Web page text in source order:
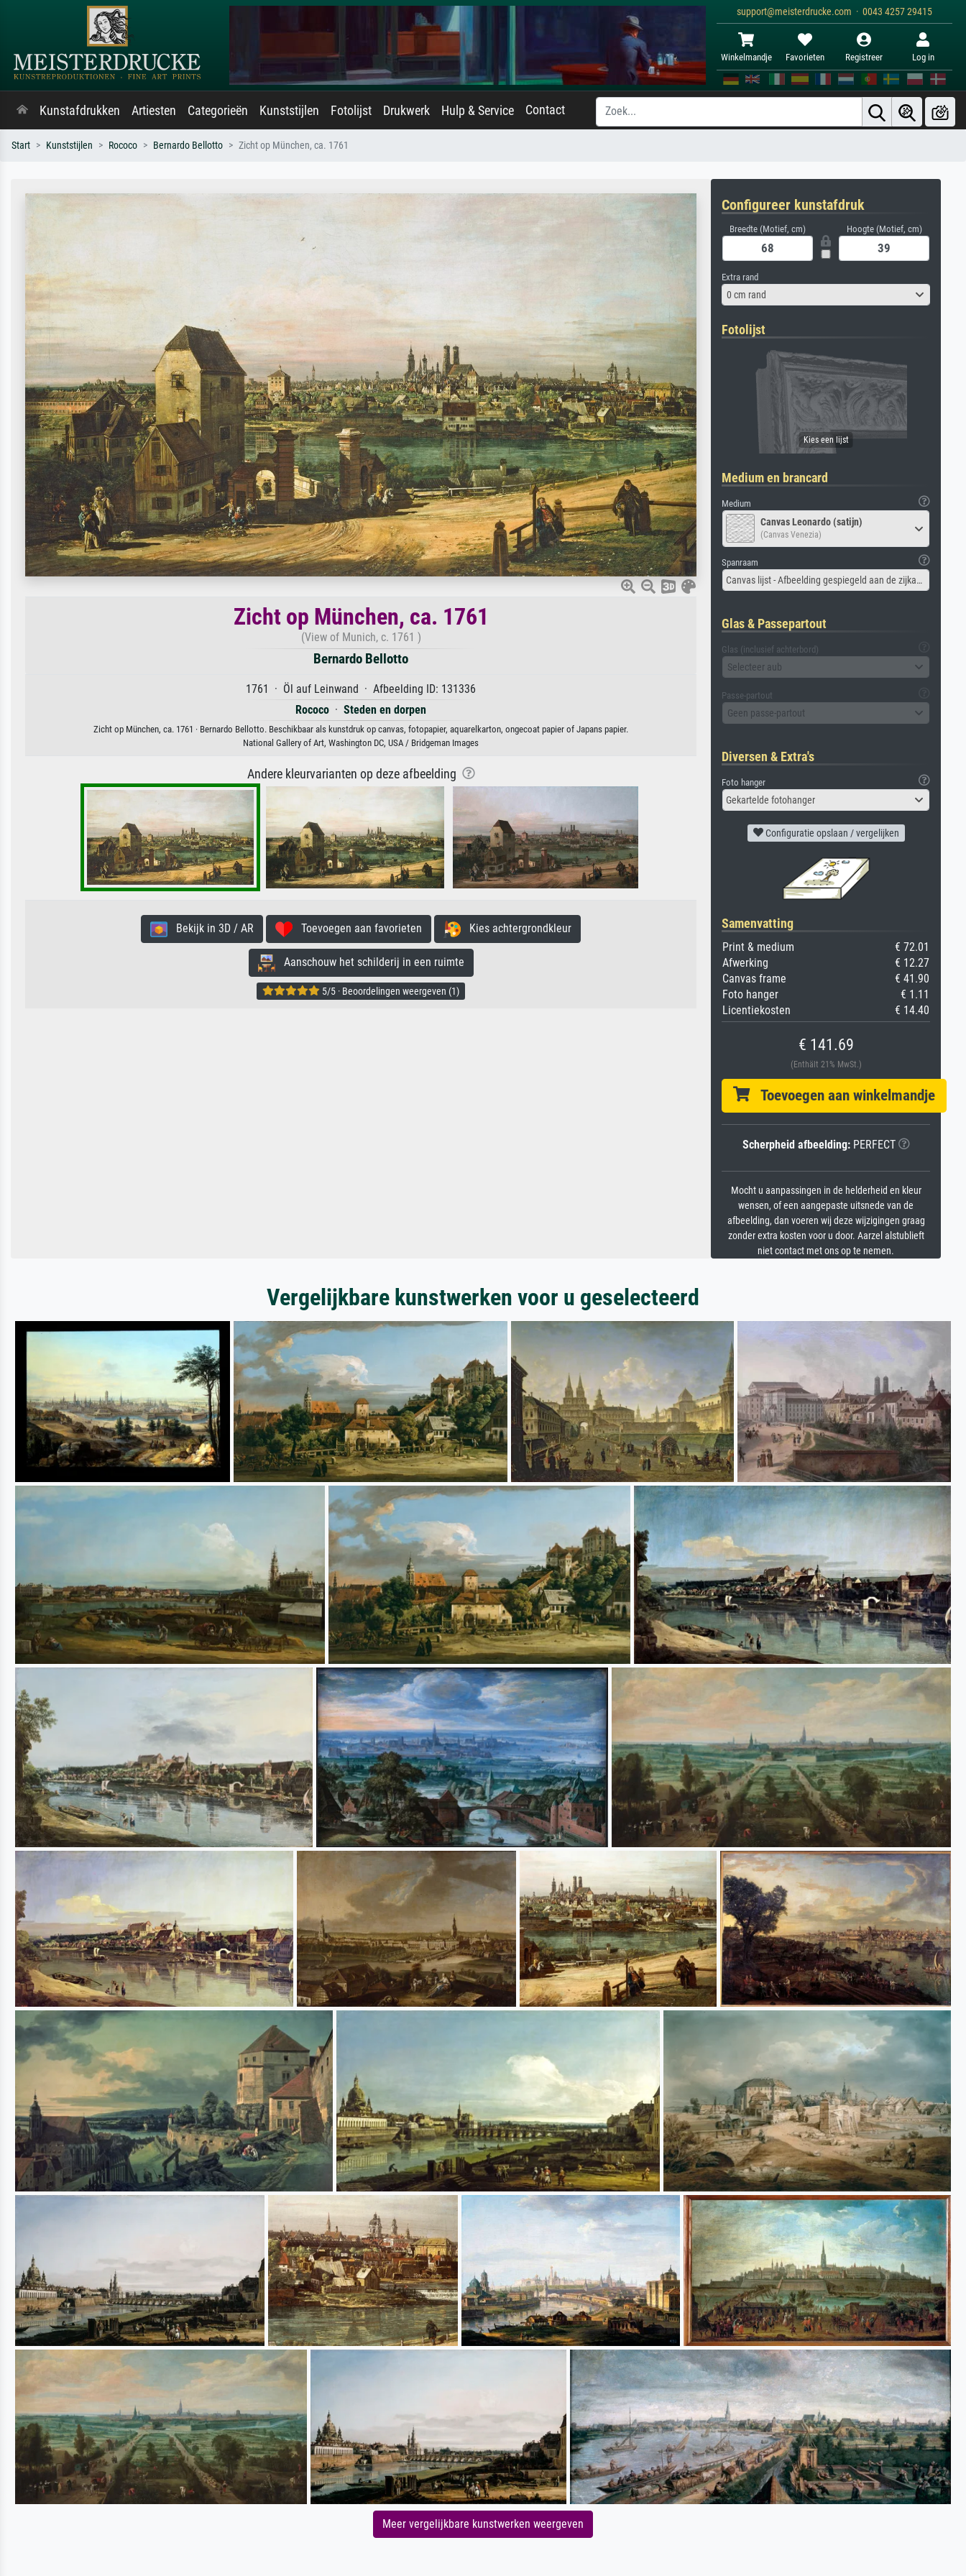
support@meisterdrucke.com · 0043 4257 29415
Winkelmandje Favorieten Registreer Log in
Kunstafdrukken Artiesten Categorieën Kunststijlen Fotolijst Drukwerk Hulp & Service Contact
Start Kunststijlen Rococo Bernardo Bellotto Zicht op München, ca. 1761
Zicht op München, ca. 1761
(View of Munich, c. 1761 )
Bernardo Bellotto
1761 · Öl auf Leinwand · Afbeelding ID: 131336
Rococo · Steden en dorpen
Zicht op München, ca. 1761 · Bernardo Bellotto. Beschikbaar als kunstdruk op canvas, fotopapier, aquarelkarton, ongecoat papier of Japans papier.
National Gallery of Art, Washington DC, USA / Bridgeman Images
Andere kleurvarianten op deze afbeelding
Bekijk in 3D / AR Toevoegen aan favorieten Kies achtergrondkleur
Aanschouw het schilderij in een ruimte
5/5 · Beoordelingen weergeven (1)
Configureer kunstafdruk
Breedte (Motief, cm) Hoogte (Motief, cm)
Extra rand
0 cm rand
Fotolijst
Medium en brancard
Medium
Canvas Leonardo (satijn)
(Canvas Venezia)
Spanraam
Canvas lijst - Afbeelding gespiegeld aan de zijkant
Glas & Passepartout
Glas (inclusief achterbord)
Selecteer aub
Passe-partout
Geen passe-partout
Diversen & Extra's
Foto hanger
Gekartelde fotohanger
Configuratie opslaan / vergelijken
Samenvatting
Print & medium
€ 72.01
Afwerking
€ 12.27
Canvas frame
€ 41.90
Foto hanger
€ 1.11
Licentiekosten
€ 14.40
€ 141.69
(Enthält 21% MwSt.)
Toevoegen aan winkelmandje
Scherpheid afbeelding:PERFECT
Mocht u aanpassingen in de helderheid en kleur
wensen, of een aangepaste uitsnede van de
afbeelding, dan voeren wij deze wijzigingen graag
zonder extra kosten voor u door. Aarzel alstublieft
niet contact met ons op te nemen.
Vergelijkbare kunstwerken voor u geselecteerd
Meer vergelijkbare kunstwerken weergeven